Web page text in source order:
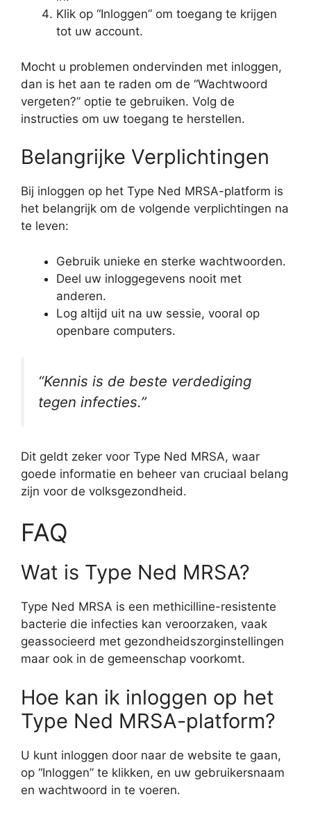
Klik op “Inloggen” om toegang te krijgen
tot uw account.
Mocht u problemen ondervinden met inloggen,
dan is het aan te raden om de “Wachtwoord
vergeten?” optie te gebruiken. Volg de
instructies om uw toegang te herstellen.
Belangrijke Verplichtingen
Bij inloggen op het Type Ned MRSA-platform is
het belangrijk om de volgende verplichtingen na
te leven:
Gebruik unieke en sterke wachtwoorden.
Deel uw inloggegevens nooit met
anderen.
Log altijd uit na uw sessie, vooral op
openbare computers.
“Kennis is de beste verdediging
tegen infecties.”
Dit geldt zeker voor Type Ned MRSA, waar
goede informatie en beheer van cruciaal belang
zijn voor de volksgezondheid.
FAQ
Wat is Type Ned MRSA?
Type Ned MRSA is een methicilline-resistente
bacterie die infecties kan veroorzaken, vaak
geassocieerd met gezondheidszorginstellingen
maar ook in de gemeenschap voorkomt.
Hoe kan ik inloggen op het
Type Ned MRSA-platform?
U kunt inloggen door naar de website te gaan,
op “Inloggen” te klikken, en uw gebruikersnaam
en wachtwoord in te voeren.